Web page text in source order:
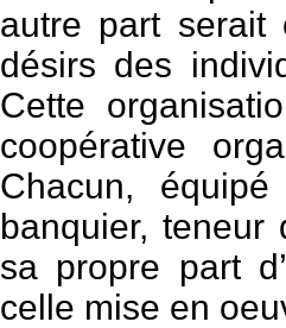
autre part serait
désirs des
Cette
coopérative
Chacun,
banquier,
sa propre part
celle mise en